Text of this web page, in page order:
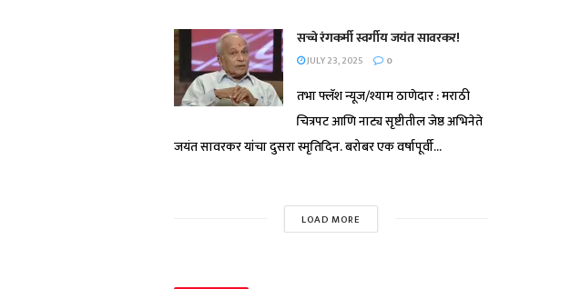
सच्चे रंगकर्मी स्वर्गीय जयंत सावरकर!
JULY 23, 2025 0
तभा फ्लॅश न्यूज/श्याम ठाणेदार : मराठी
चित्रपट आणि नाट्य सृष्टीतील जेष्ठ अभिनेते
जयंत सावरकर यांचा दुसरा स्मृतिदिन. बरोबर एक वर्षापूर्वी...
LOAD MORE